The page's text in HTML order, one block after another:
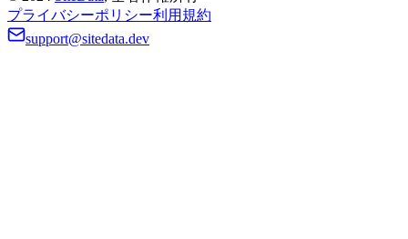
プライバシーポリシー利用規約
support@sitedata.dev